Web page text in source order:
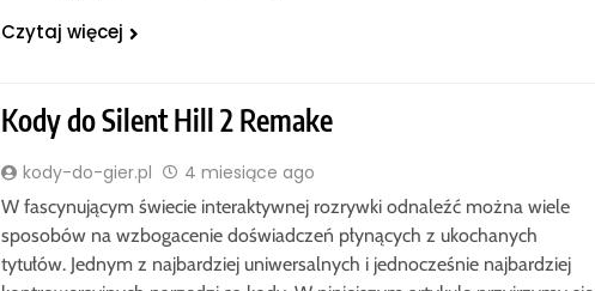
Czytaj więcej
Kody do Silent Hill 2 Remake
kody-do-gier.pl 4 miesiące ago
W fascynującym świecie interaktywnej rozrywki odnaleźć można wiele
sposobów na wzbogacenie doświadczeń płynących z ukochanych
tytułów. Jednym z najbardziej uniwersalnych i jednocześnie najbardziej